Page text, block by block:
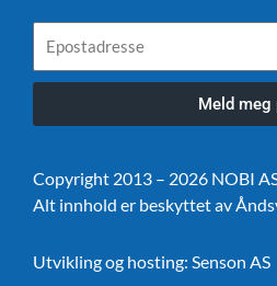
Meld meg
Copyright 2013 – 2026 NOBI
Alt innhold er beskyttet av
Utvikling og hosting: Senson AS